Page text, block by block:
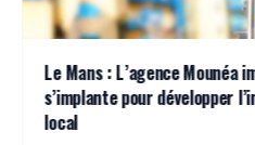
Le Mans : L’agence Mounéa
s’implante pour développer
local